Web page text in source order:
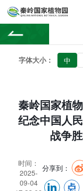
字体大小： 中
秦岭国家植
纪念中国人
战争
时间：
2025-
09-04
分享到：